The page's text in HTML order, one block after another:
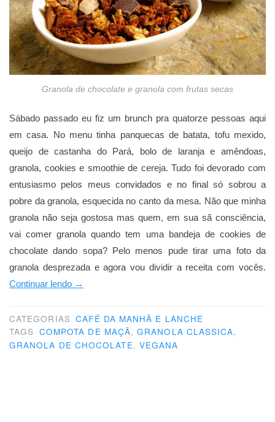
Granola de chocolate e granola com frutas secas
Sábado passado eu fiz um brunch pra quatorze pessoas aqui
em casa. No menu tinha panquecas de batata, tofu mexido,
queijo de castanha do Pará, bolo de laranja e amêndoas,
granola, cookies e smoothie de cereja. Tudo foi devorado com
entusiasmo pelos meus convidados e no final só sobrou a
pobre da granola, esquecida no canto da mesa. Não que minha
granola não seja gostosa mas quem, em sua sã consciência,
vai comer granola quando tem uma bandeja de cookies de
chocolate dando sopa? Pelo menos pude tirar uma foto da
granola desprezada e agora vou dividir a receita com vocês.
Continuar lendo “Granola:
versões”
→
CATEGORIAS CAFÉ DA MANHÃ E LANCHE
TAGS COMPOTA DE MAÇÃ,GRANOLA CLASSICA,
GRANOLA DE CHOCOLATE, VEGANA